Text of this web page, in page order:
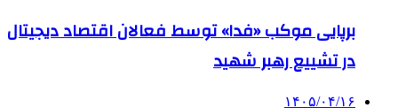
برپایی موکب «فدا» توسط فعالان اقتصاد دیجیتال
در تشییع رهبر شهید
۱۴۰۵/۰۴/۱۶